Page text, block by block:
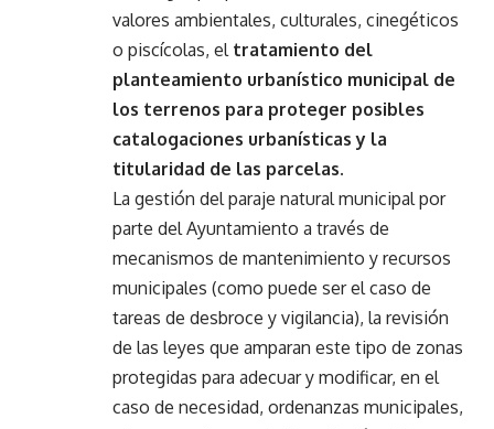
valores ambientales, culturales, cinegéticos
o piscícolas, el tratamiento del
planteamiento urbanístico municipal de
los terrenos para proteger posibles
catalogaciones urbanísticas y la
titularidad de las parcelas.
La gestión del paraje natural municipal por
parte del Ayuntamiento a través de
mecanismos de mantenimiento y recursos
municipales (como puede ser el caso de
tareas de desbroce y vigilancia), la revisión
de las leyes que amparan este tipo de zonas
protegidas para adecuar y modificar, en el
caso de necesidad, ordenanzas municipales,